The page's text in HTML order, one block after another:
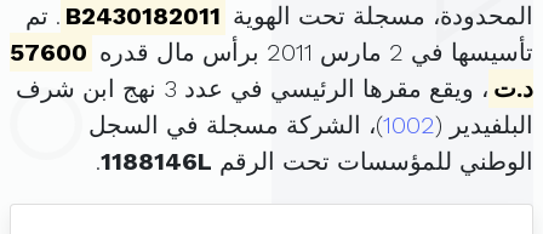
المحدودة، مسجلة تحت الهوية B2430182011 . تم
تأسيسها في 2 مارس 2011 برأس مال قدره
57600
د.ت
، ويقع مقرها الرئيسي في عدد 3 نهج ابن شرف
البلفيدير (1002)، الشركة مسجلة في السجل
الوطني للمؤسسات تحت الرقم 1188146L
.